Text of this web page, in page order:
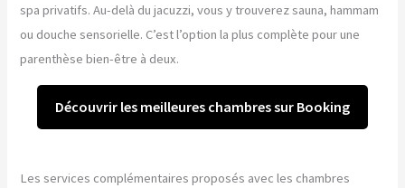
spa privatifs. Au-delà du jacuzzi, vous y trouverez sauna, hammam
ou douche sensorielle. C’est l’option la plus complète pour une
parenthèse bien-être à deux.
Découvrir les meilleures chambres sur Booking
Les services complémentaires proposés avec les chambres